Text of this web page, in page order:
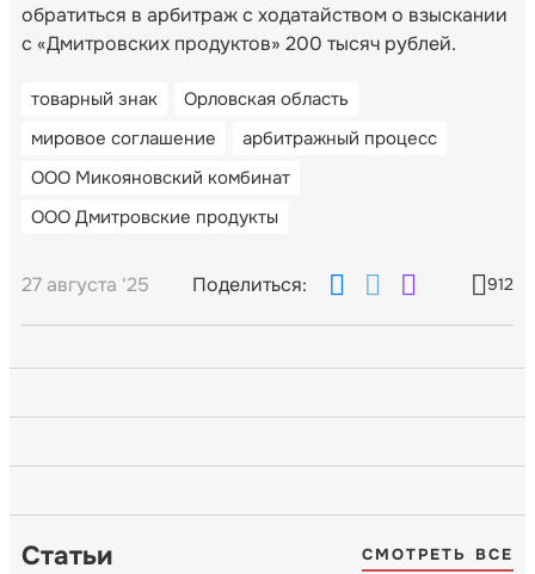
обратиться в арбитраж с ходатайством о взыскании
с «Дмитровских продуктов» 200 тысяч рублей.
товарный знак
Орловская область
мировое соглашение
арбитражный процесс
ООО Микояновский комбинат
ООО Дмитровские продукты
27 августа '25 Поделиться: 912
Статьи СМОТРЕТЬ ВСЕ